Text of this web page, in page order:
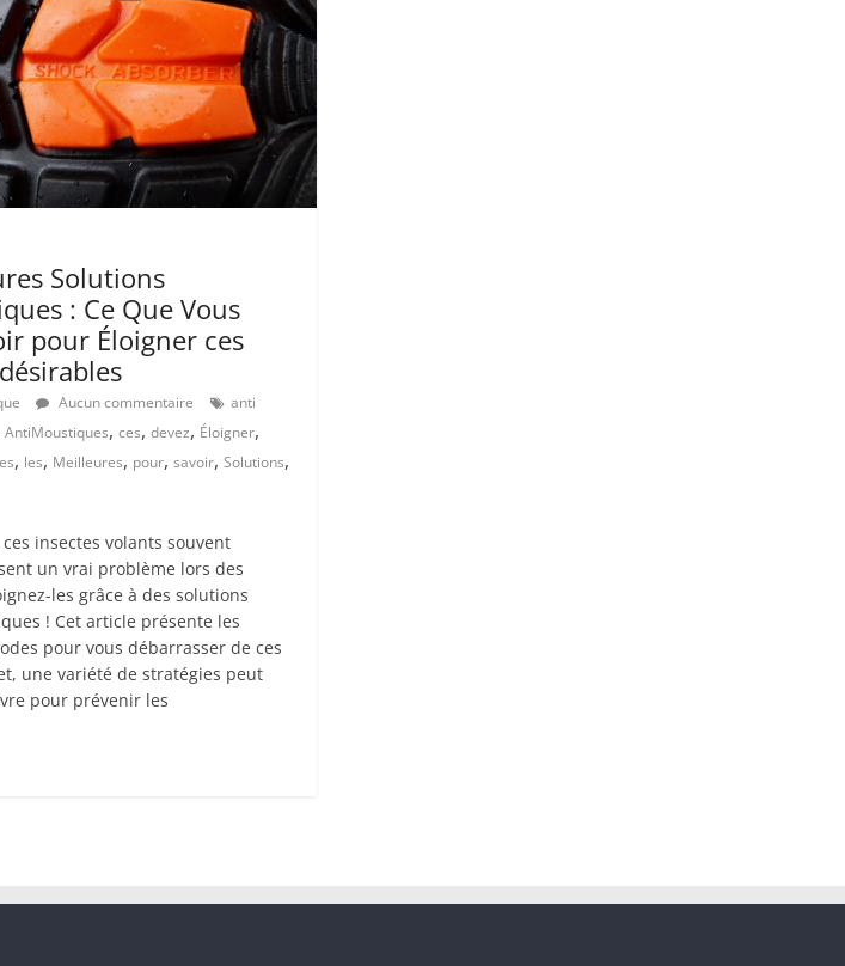
Solutions
: Ce Que Vous
pour Éloigner ces
Aucun commentaire
anti
AntiMoustiques,ces,devez, Éloigner,
, les, Meilleures, pour,savoir,Solutions,
insectes volants souvent
un vrai problème lors des
les grâce à des solutions
! Cet article présente les
pour vous débarrasser de ces
une variété de stratégies peut
pour prévenir les